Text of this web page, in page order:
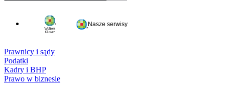
Nasze serwisy
Prawnicy i sądy
Podatki
Kadry i BHP
Prawo w biznesie